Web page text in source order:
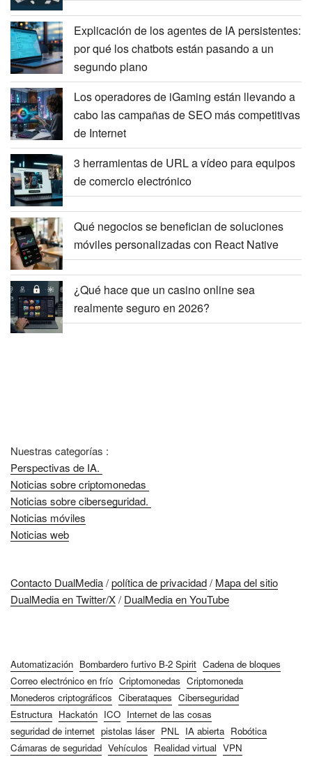
Explicación de los agentes de IA persistentes:
por qué los chatbots están pasando a un
segundo plano
Los operadores de iGaming están llevando a
cabo las campañas de SEO más competitivas
de Internet
3 herramientas de URL a vídeo para equipos
de comercio electrónico
Qué negocios se benefician de soluciones
móviles personalizadas con React Native
¿Qué hace que un casino online sea
realmente seguro en 2026?
Nuestras categorías :
Perspectivas de IA.
Noticias sobre criptomonedas
Noticias sobre ciberseguridad.
Noticias móviles
Noticias web
Contacto DualMedia/política de privacidad/ Mapa del sitio
DualMedia en Twitter/X/ DualMedia en YouTube
Automatización Bombardero furtivo B-2 Spirit Cadena de bloques
Correo electrónico en frío Criptomonedas Criptomoneda
Monederos criptográficos Ciberataques Ciberseguridad
Estructura Hackatón ICO Internet de las cosas
seguridad de internet pistolas láser PNL IA abierta Robótica
Cámaras de seguridad Vehículos Realidad virtual VPN